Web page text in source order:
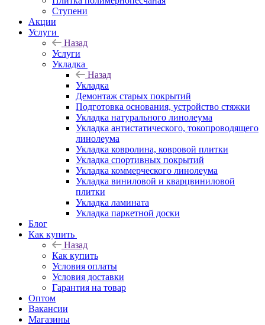
Ступени
Акции
Услуги
Назад
Услуги
Укладка
Назад
Укладка
Демонтаж старых покрытий
Подготовка основания, устройство стяжки
Укладка натурального линолеума
Укладка антистатического, токопроводящего
линолеума
Укладка ковролина, ковровой плитки
Укладка спортивных покрытий
Укладка коммерческого линолеума
Укладка виниловой и кварцвиниловой
плитки
Укладка ламината
Укладка паркетной доски
Блог
Как купить
Назад
Как купить
Условия оплаты
Условия доставки
Гарантия на товар
Оптом
Вакансии
Магазины